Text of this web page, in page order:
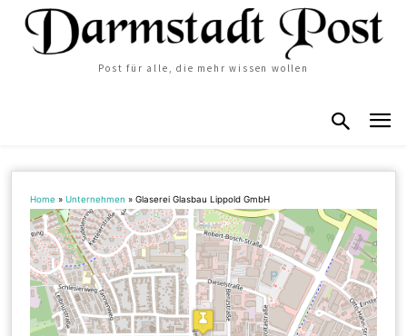
Post für alle, die mehr wissen wollen
Home »Unternehmen »Glaserei Glasbau Lippold GmbH